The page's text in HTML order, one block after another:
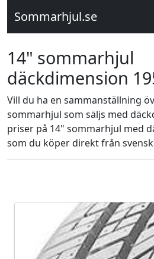
Sommarhjul.se
14" sommarhjul
däckdimension
Vill du ha en sammanställning
sommarhjul som säljs med
priser på 14" sommarhjul med
som du köper direkt från